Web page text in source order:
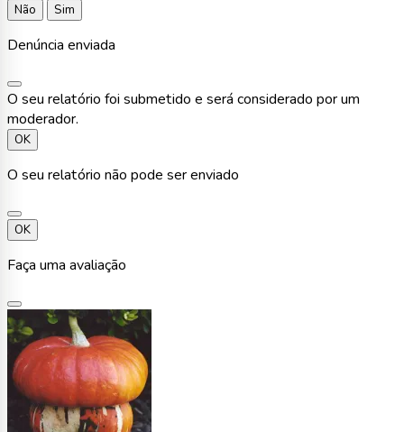
Não Sim
Denúncia enviada
O seu relatório foi submetido e será considerado por um
moderador.
OK
O seu relatório não pode ser enviado
OK
Faça uma avaliação